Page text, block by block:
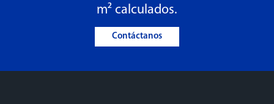
m² calculados.
Contáctanos